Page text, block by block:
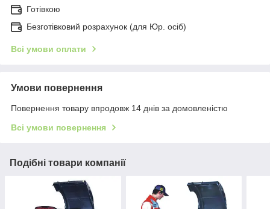
Готівкою
Безготівковий розрахунок (для Юр. осіб)
Всі умови оплати
Умови повернення
Повернення товару впродовж 14 днів за домовленістю
Всі умови повернення
Подібні товари компанії